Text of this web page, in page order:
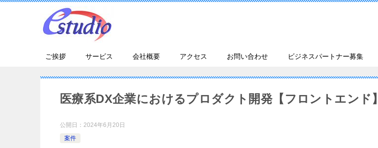
ご挨拶 サービス 会社概要 アクセス お問い合わせ ビジネスパートナー募集
医療系DX企業におけるプロダクト開発【フロントエンド】
公開日： 2024年6月20日
案件